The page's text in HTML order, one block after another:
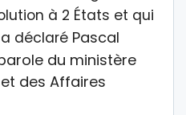
à 2 États et qui
déclaré Pascal
du ministère
des Affaires